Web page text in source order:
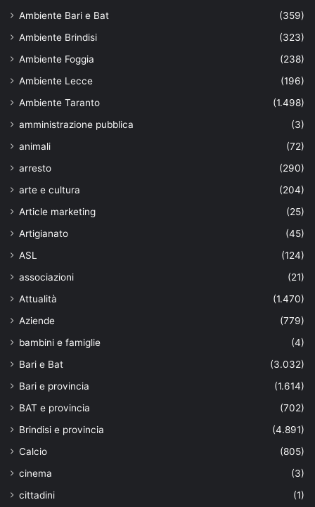
Ambiente Bari e Bat
(359)
Ambiente Brindisi
(323)
Ambiente Foggia
(238)
Ambiente Lecce
(196)
Ambiente Taranto
(1.498)
amministrazione pubblica
(3)
animali
(72)
arresto
(290)
arte e cultura
(204)
Article marketing
(25)
Artigianato
(45)
ASL
(124)
associazioni
(21)
Attualità
(1.470)
Aziende
(779)
bambini e famiglie
(4)
Bari e Bat
(3.032)
Bari e provincia
(1.614)
BAT e provincia
(702)
Brindisi e provincia
(4.891)
Calcio
(805)
cinema
(3)
cittadini
(1)